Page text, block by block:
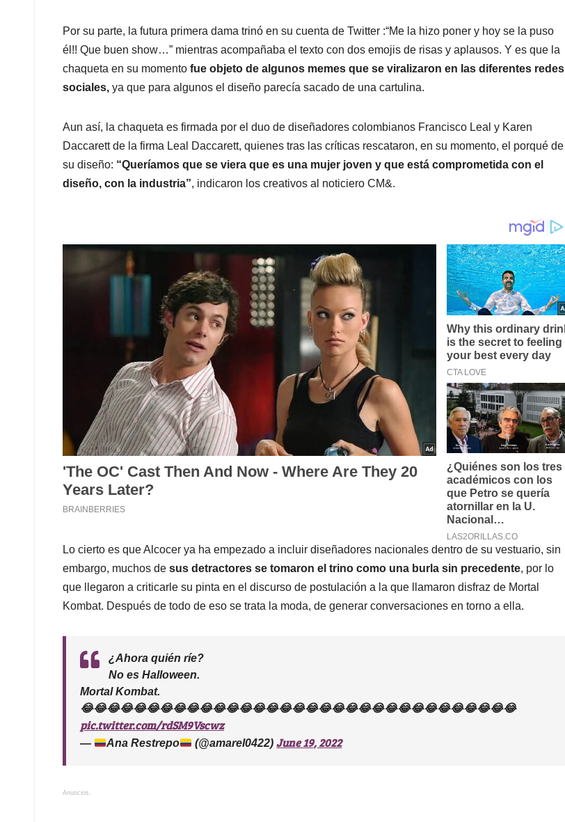
Por su parte, la futura primera dama trinó en su cuenta de Twitter :“Me la hizo poner y hoy se la puso
él!! Que buen show…” mientras acompañaba el texto con dos emojis de risas y aplausos. Y es que la
chaqueta en su momento fue objeto de algunos memes que se viralizaron en las diferentes redes
sociales, ya que para algunos el diseño parecía sacado de una cartulina.
Aun así, la chaqueta es firmada por el duo de diseñadores colombianos Francisco Leal y Karen
Daccarett de la firma Leal Daccarett, quienes tras las críticas rescataron, en su momento, el porqué de
su diseño: “Queríamos que se viera que es una mujer joven y que está comprometida con el
diseño, con la industria”, indicaron los creativos al noticiero CM&.
Lo cierto es que Alcocer ya ha empezado a incluir diseñadores nacionales dentro de su vestuario, sin
embargo, muchos de sus detractores se tomaron el trino como una burla sin precedente, por lo
que llegaron a criticarle su pinta en el discurso de postulación a la que llamaron disfraz de Mortal
Kombat. Después de todo de eso se trata la moda, de generar conversaciones en torno a ella.
¿Ahora quién ríe?
No es Halloween.
Mortal Kombat.
😂😂😂😂😂😂😂😂😂😂😂😂😂😂😂😂😂😂😂😂😂😂😂😂😂😂😂😂😂😂😂😂😂
pic.twitter.com/rdSM9Vscwz
— Ana Restrepo (@amarel0422)June 19, 2022
Anuncios.